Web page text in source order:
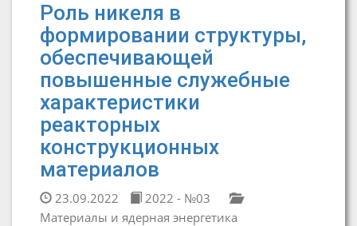
Роль никеля в
формировании структуры,
обеспечивающей
повышенные служебные
характеристики
реакторных
конструкционных
материалов
23.09.2022
2022 - №03
Материалы и ядерная энергетика